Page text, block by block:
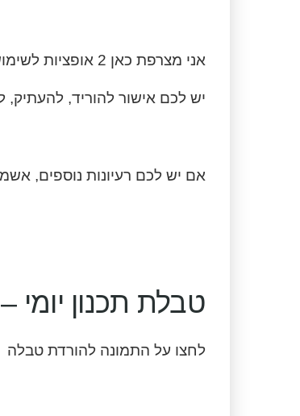
אני מצרפת כאן 2 אופציות לשימושכם.
יש לכם אישור להוריד,
אם יש לכם רעיונות נוספים,
טבלת תכנון יומי –
לחצו על התמונה להורדת טבלה